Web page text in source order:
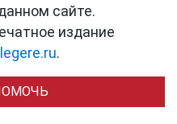
сайте.
издание
legere.ru.